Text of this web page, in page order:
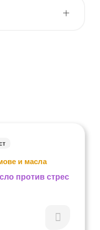
и масла
против стрес